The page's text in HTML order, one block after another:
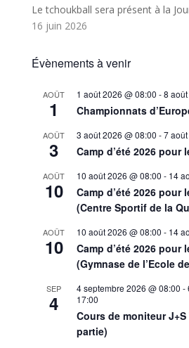
Le tchoukball sera présent à la
16 juin 2026
Évènements à venir
AOÛT
1
1 août 2026 @ 08:00 -8
Championnats
AOÛT
3
3 août 2026 @ 08:00 -7
Camp d’été 2026 pour
AOÛT
10
10 août 2026 @ 08:00 - 14
Camp d’été 2026 pour
(Centre Sportif de la
AOÛT
10
10 août 2026 @ 08:00 - 14
Camp d’été 2026 pour
(Gymnase de l’Ecole
SEP
4
4 septembre 2026 @ 08:00 -
17:00
Cours de moniteur
partie)